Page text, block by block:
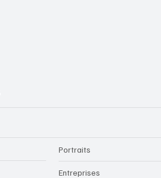
Portraits
Entreprises